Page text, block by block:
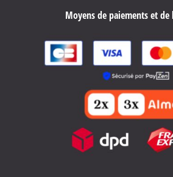
4.6
Moyens de paiements et